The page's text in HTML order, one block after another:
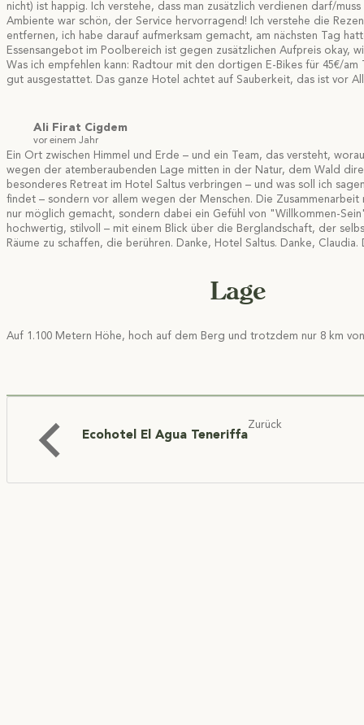
nicht) ist happig. Ich verstehe, dass man zusätzlich verdienen darf/
Ambiente war schön, der Service hervorragend! Ich verstehe die
entfernen, ich habe darauf aufmerksam gemacht, am nächsten Tag
Essensangebot im Poolbereich ist gegen zusätzlichen Aufpreis okay,
Was ich empfehlen kann: Radtour mit den dortigen E-Bikes für 45€/
gut ausgestattet. Das ganze Hotel achtet auf Sauberkeit, das ist vor
Ali Firat Cigdem
vor einem Jahr
Ein Ort zwischen Himmel und Erde – und ein Team, das versteht,
wegen der atemberaubenden Lage mitten in der Natur, dem Wald
besonderes Retreat im Hotel Saltus verbringen – und was soll ich
findet – sondern vor allem wegen der Menschen. Die
nur möglich gemacht, sondern dabei ein Gefühl von "Willkommen-
hochwertig, stilvoll – mit einem Blick über die Berglandschaft, der
Räume zu schaffen, die berühren. Danke, Hotel Saltus. Danke,
Lage
Auf 1.100 Metern Höhe, hoch auf dem Berg und trotzdem nur 8 km
Ecohotel El Agua Teneriffa
Zurück